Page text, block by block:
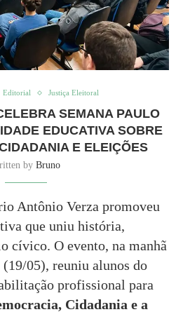
Editorial Justiça Eleitoral
SEMANA PAULO
EDUCATIVA SOBRE
E ELEIÇÕES
by Bruno
Antônio Verza promoveu
que uniu história,
cívico. O evento, na manhã
05), reuniu alunos do
profissional para
Cidadania e a